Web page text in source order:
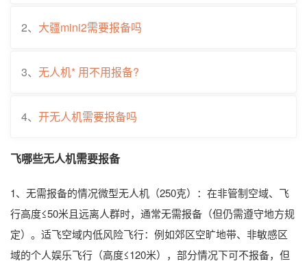
2、 大疆mini2需要报备吗
3、 无人机* 用不用报备?
4、 开无人机需要报备吗
飞哪些无人机需要报备
1、无需报备的情况微型无人机（250克）：在非管制空域、飞
行高度≤50米且远离人群时，通常无需报备（但仍需遵守地方规
定）。适飞空域内低风险飞行：例如郊区空旷地带、非敏感区
域的个人娱乐飞行（高度≤120米），部分情况下可不报备，但